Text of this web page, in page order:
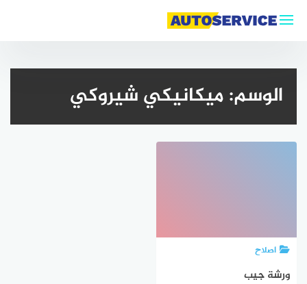
إلى
الوسم:ميكانيكي شيروكي
اصلاح
ورشة جيب